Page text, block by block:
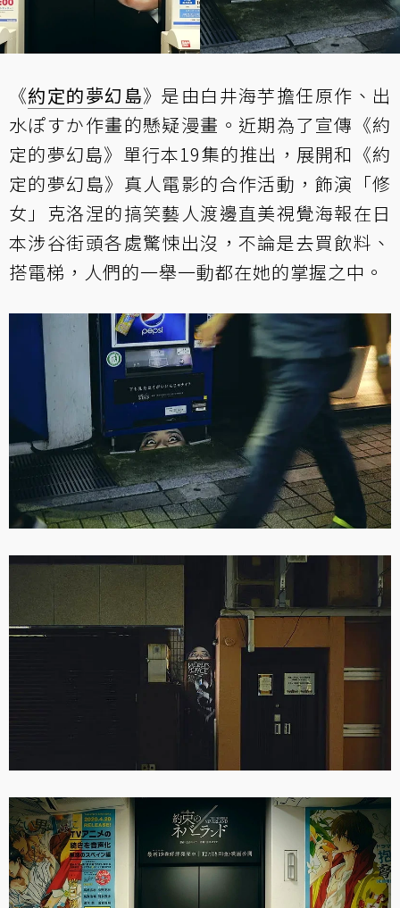
《約定的夢幻島》是由白井海芋擔任原作、出
水ぽすか作畫的懸疑漫畫。近期為了宣傳《約
定的夢幻島》單行本19集的推出，展開和《約
定的夢幻島》真人電影的合作活動，飾演「修
女」克洛涅的搞笑藝人渡邊直美視覺海報在日
本涉谷街頭各處驚悚出沒，不論是去買飲料、
搭電梯，人們的一舉一動都在她的掌握之中。